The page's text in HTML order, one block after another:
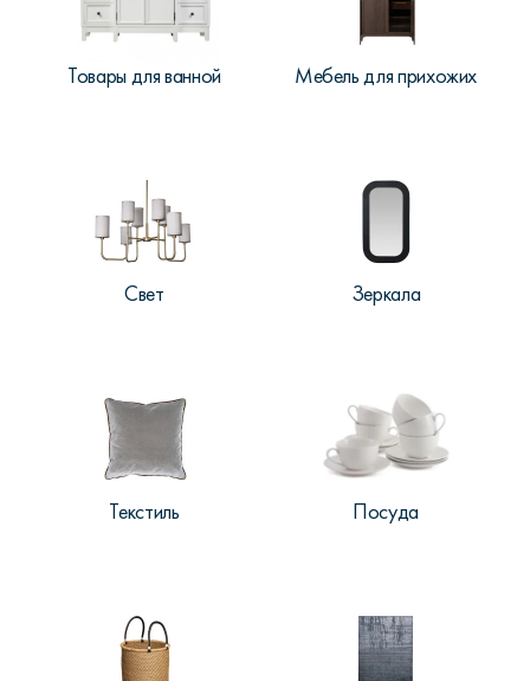
Товары для ванной Мебель для прихожих
Свет Зеркала
Текстиль Посуда